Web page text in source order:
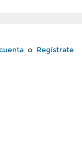
o Regístrate